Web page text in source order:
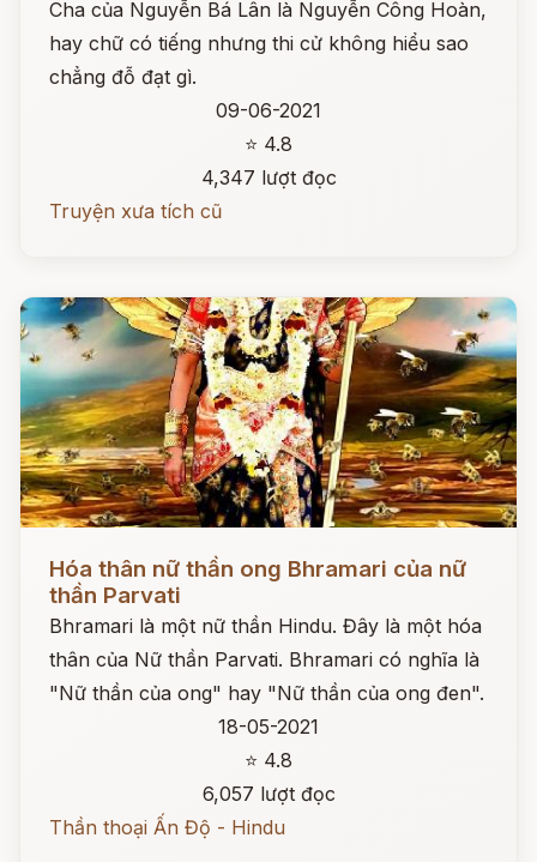
Cha của Nguyễn Bá Lân là Nguyễn Công Hoàn,
hay chữ có tiếng nhưng thi cử không hiểu sao
chẳng đỗ đạt gì.
09-06-2021
⭐ 4.8
4,347 lượt đọc
Truyện xưa tích cũ
Hóa thân nữ thần ong Bhramari của nữ
thần Parvati
Bhramari là một nữ thần Hindu. Đây là một hóa
thân của Nữ thần Parvati. Bhramari có nghĩa là
"Nữ thần của ong" hay "Nữ thần của ong đen".
18-05-2021
⭐ 4.8
6,057 lượt đọc
Thần thoại Ấn Độ - Hindu